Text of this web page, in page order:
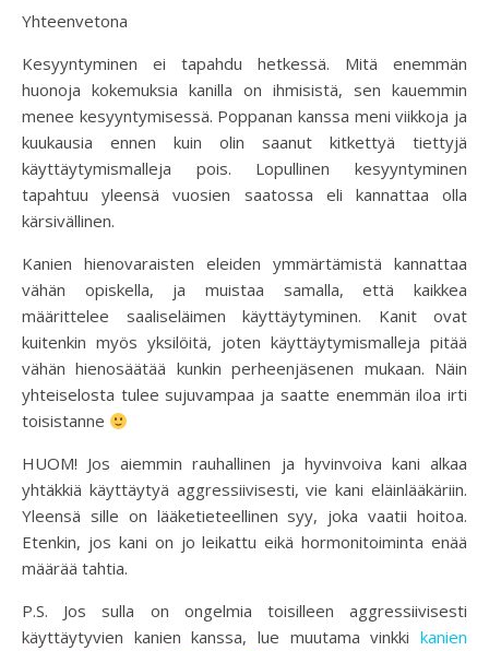
Yhteenvetona
Kesyyntyminen ei tapahdu hetkessä. Mitä enemmän
huonoja kokemuksia kanilla on ihmisistä, sen kauemmin
menee kesyyntymisessä. Poppanan kanssa meni viikkoja ja
kuukausia ennen kuin olin saanut kitkettyä tiettyjä
käyttäytymismalleja pois. Lopullinen kesyyntyminen
tapahtuu yleensä vuosien saatossa eli kannattaa olla
kärsivällinen.
Kanien hienovaraisten eleiden ymmärtämistä kannattaa
vähän opiskella, ja muistaa samalla, että kaikkea
määrittelee saaliseläimen käyttäytyminen. Kanit ovat
kuitenkin myös yksilöitä, joten käyttäytymismalleja pitää
vähän hienosäätää kunkin perheenjäsenen mukaan. Näin
yhteiselosta tulee sujuvampaa ja saatte enemmän iloa irti
toisistanne
HUOM! Jos aiemmin rauhallinen ja hyvinvoiva kani alkaa
yhtäkkiä käyttäytyä aggressiivisesti, vie kani eläinlääkäriin.
Yleensä sille on lääketieteellinen syy, joka vaatii hoitoa.
Etenkin, jos kani on jo leikattu eikä hormonitoiminta enää
määrää tahtia.
P.S. Jos sulla on ongelmia toisilleen aggressiivisesti
käyttäytyvien kanien kanssa, lue muutama vinkki kanien